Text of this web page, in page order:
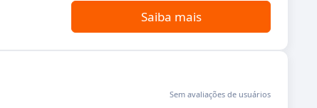
Saiba mais
Sem avaliações de usuários